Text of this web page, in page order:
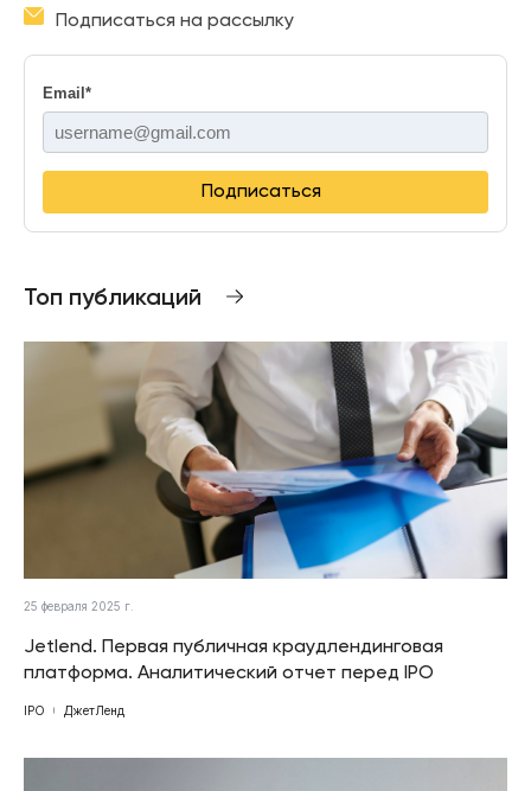
Подписаться на рассылку
Email *
Подписаться
Топ публикаций
25 февраля 2025 г.
Jetlend. Первая публичная краудлендинговая
платформа. Аналитический отчет перед IPO
IPO ДжетЛенд